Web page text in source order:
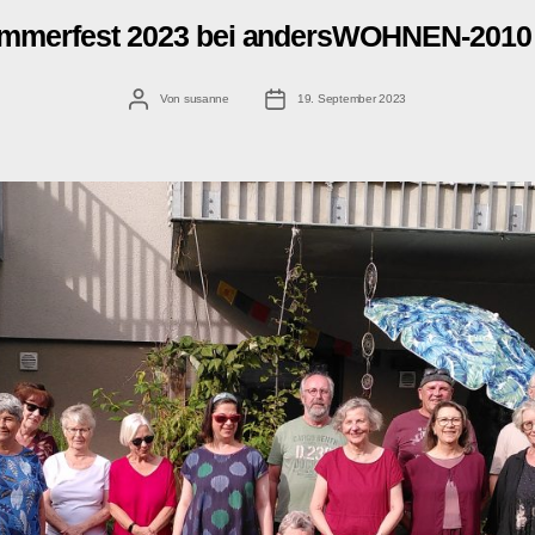
2023 bei andersWOHNEN-
Beitragsautor
Von susanne Veröffentlichungsdatum
19. September 2023